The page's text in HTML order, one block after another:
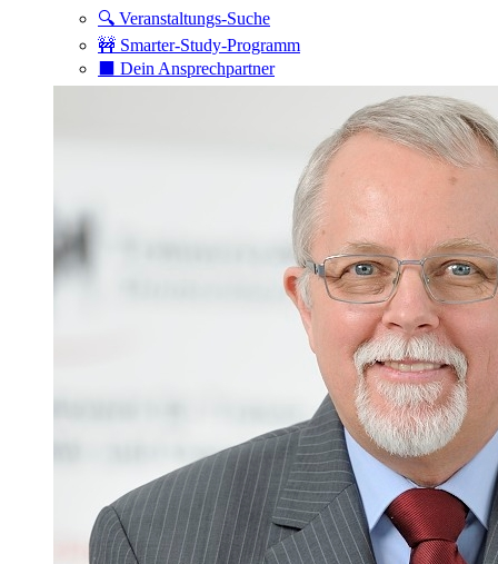
🔍 Veranstaltungs-Suche
🚧 Smarter-Study-Programm
⬛️ Dein Ansprechpartner